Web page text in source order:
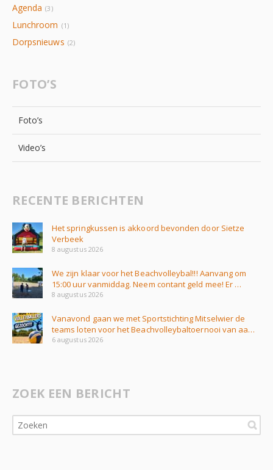
Agenda (3)
Lunchroom (1)
Dorpsnieuws (2)
FOTO’S
Foto’s
Video’s
RECENTE BERICHTEN
Het springkussen is akkoord bevonden door Sietze
Verbeek
8 augustus 2026
We zijn klaar voor het Beachvolleybal!!! Aanvang om
15:00 uur vanmiddag. Neem contant geld mee! Er …
8 augustus 2026
Vanavond gaan we met Sportstichting Mitselwier de
teams loten voor het Beachvolleybaltoernooi van aa…
6 augustus 2026
ZOEK EEN BERICHT